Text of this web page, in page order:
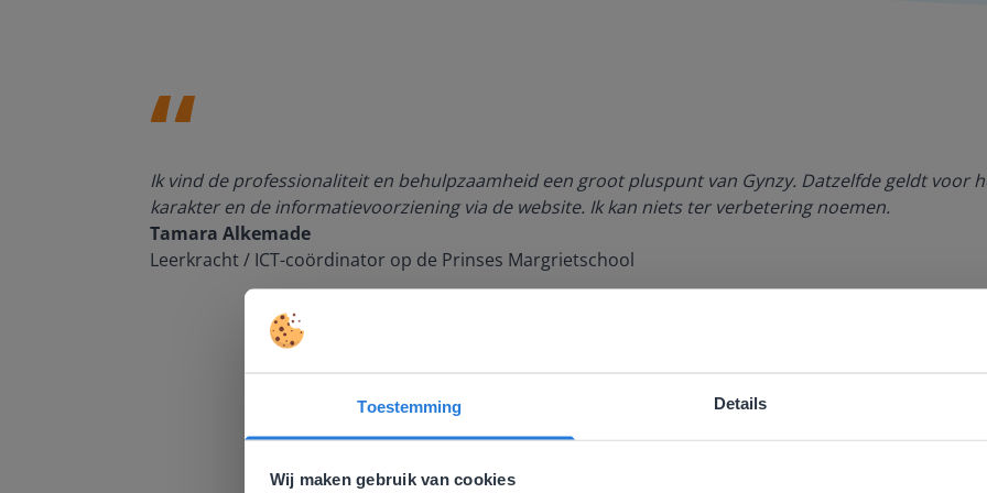
Toestemming Details
Wij maken gebruik van cookies
Ik vind de professionaliteit en behulpzaamheid een groot pluspunt van Gynzy. Datzelfde geldt voor
karakter en de informatievoorziening via de website. Ik kan niets ter verbetering noemen.
Tamara Alkemade
Leerkracht / ICT-coördinator op de Prinses Margrietschool
Deze website komt niet overeen met je
Gezien je locatie, denken we dat je misschien liever naar de website